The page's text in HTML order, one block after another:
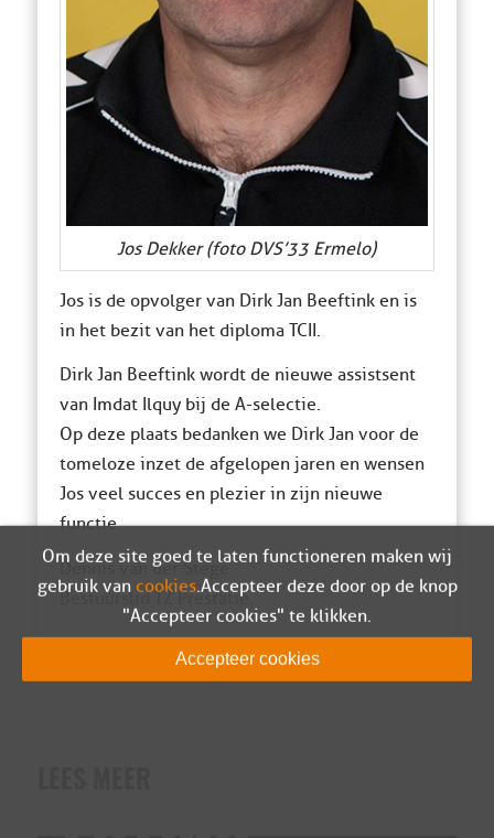
Jos Dekker (foto DVS’33 Ermelo)
Jos is de opvolger van Dirk Jan Beeftink en is
in het bezit van het diploma TCII.
Dirk Jan Beeftink wordt de nieuwe assistsent
van Imdat Ilquy bij de A-selectie.
Op deze plaats bedanken we Dirk Jan voor de
tomeloze inzet de afgelopen jaren en wensen
Jos veel succes en plezier in zijn nieuwe
functie.
Dennis van der Stege
Bestuurslid TZ Prestatie
Om deze site goed te laten functioneren maken wij
gebruik van cookies. Accepteer deze door op de knop
"Accepteer cookies" te klikken.
Accepteer cookies